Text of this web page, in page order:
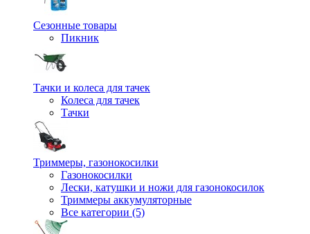
Сезонные товары
Пикник
Тачки и колеса для тачек
Колеса для тачек
Тачки
Триммеры, газонокосилки
Газонокосилки
Лески, катушки и ножи для газонокосилок
Триммеры аккумуляторные
Все категории (5)